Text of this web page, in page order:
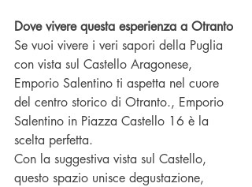
Dove vivere questa esperienza a Otranto
Se vuoi vivere i veri sapori della Puglia
con vista sul Castello Aragonese,
Emporio Salentino ti aspetta nel cuore
del centro storico di Otranto., Emporio
Salentino in Piazza Castello 16 è la
scelta perfetta.
Con la suggestiva vista sul Castello,
questo spazio unisce degustazione,